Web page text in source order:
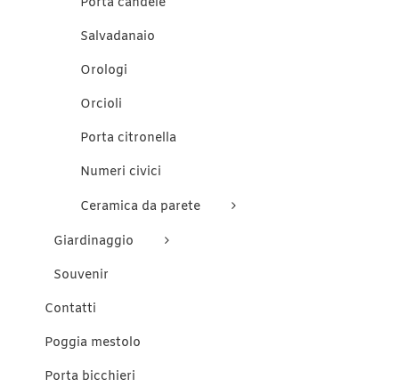
Salvadanaio
Orologi
Orcioli
Porta citronella
Numeri civici
Ceramica da parete
Giardinaggio
Souvenir
Contatti
Poggia mestolo
Porta bicchieri